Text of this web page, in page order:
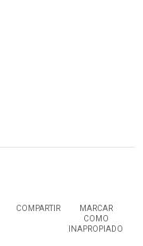
COMPARTIR
MARCAR
COMO
INAPROPIADO